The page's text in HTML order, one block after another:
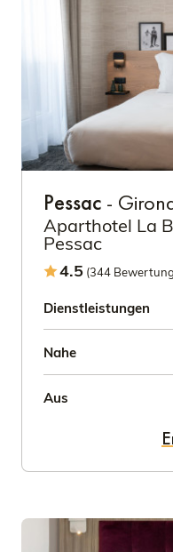
Pessac -
Aparthotel La
Pessac
4.5 (344
Dienstleistungen
Nahe
Aus